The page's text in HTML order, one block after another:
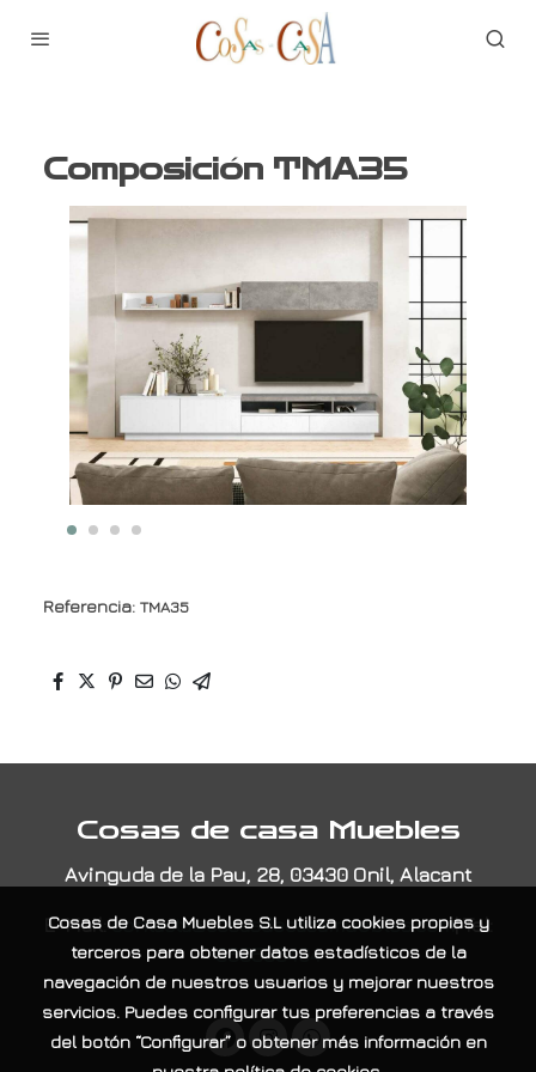
Composición TMA35
Referencia: TMA35
Cosas de casa Muebles
Avinguda de la Pau, 28, 03430 Onil, Alacant
E-Mail:contacta@cosasdecasamuebles.com|Tel:
965565404
Cosas de Casa Muebles S.Lutiliza cookies propias y
terceros para obtener datos estadísticos de la
navegación de nuestros usuarios y mejorar nuestros
servicios. Puedes configurar tus preferencias a través
del botón “Configurar” o obtener más información en